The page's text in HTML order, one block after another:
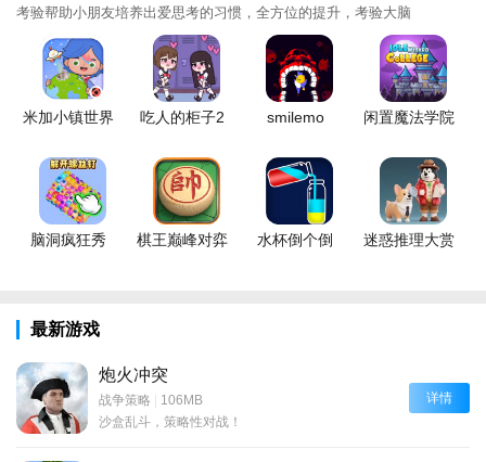
考验帮助小朋友培养出爱思考的习惯，全方位的提升，考验大脑
米加小镇世界 吃人的柜子2 smilemo 闲置魔法学院
脑洞疯狂秀 棋王巅峰对弈 水杯倒个倒 迷惑推理大赏
最新游戏
炮火冲突
战争策略 | 106MB
沙盒乱斗，策略性对战！
详情